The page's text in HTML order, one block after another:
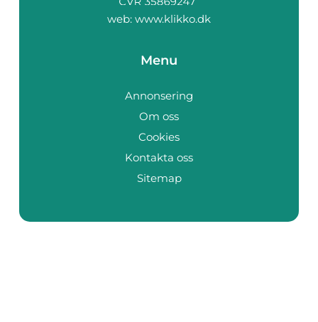
web: www.klikko.dk
Menu
Annonsering
Om oss
Cookies
Kontakta oss
Sitemap